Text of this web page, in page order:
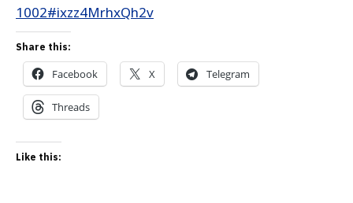
1002#ixzz4MrhxQh2v
Share this:
Facebook X Telegram
Threads
Like this: